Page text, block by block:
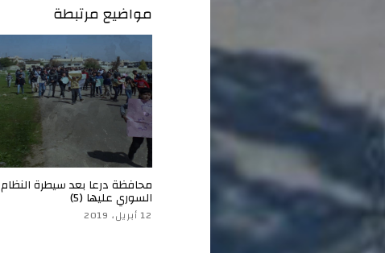
مواضيع مرتبطة
محافظة درعا بعد سيطرة النظام
السوري عليها (5)
12 أبريل، 2019